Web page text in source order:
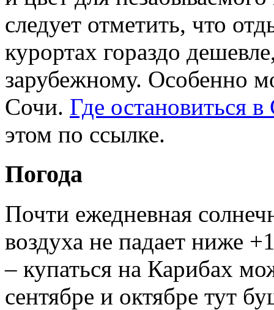
следует отметить, что
курортах гораздо
зарубежному. Особенно
Сочи. Где остановиться
этом по ссылке.
Погода
Почти ежедневная
воздуха не падает ниже
– купаться на Карибах
сентябре и октябре тут